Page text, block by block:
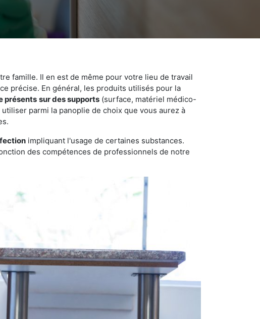
famille. Il en est de même pour votre lieu de travail
précise. En général, les produits utilisés pour la
présents sur des supports (surface, matériel médico-
parmi la panoplie de choix que vous aurez à
impliquant l'usage de certaines substances.
des compétences de professionnels de notre